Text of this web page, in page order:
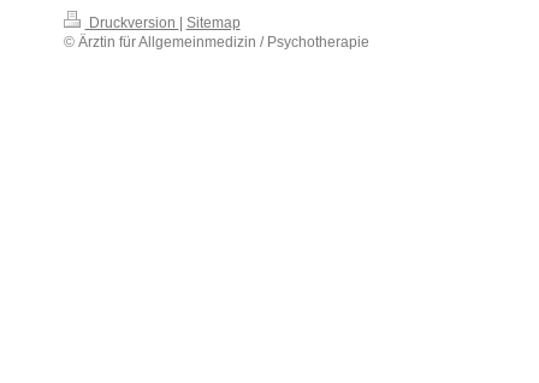
Druckversion
Sitemap
© Ärztin für Allgemeinmedizin / Psychotherapie